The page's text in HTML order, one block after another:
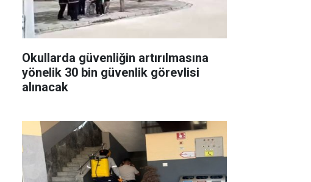
Okullarda güvenliğin artırılmasına
yönelik 30 bin güvenlik görevlisi
alınacak